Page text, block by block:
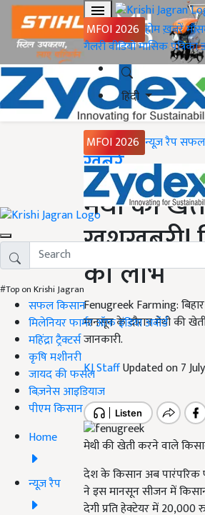
MFOI 2026 होमख़बरें
गैलरीवीडियोमासिक पत्रिका
हिंदी
MFOI 2026 न्यूज़ रैपसफल
#Top on Krishi Jagran
सफल किसान
मिलेनियर फार्मर ऑफ इंडिया अवॉर्ड
महिंद्रा ट्रैक्टर्स
कृषि मशीनरी
जायद की फसल
बिज़नेस आइडियाज
पीएम किसान
Home
न्यूज़ रैप
Home
ख़बरें
मेथी की
खुशखबरी!
का लाभ
Fenugreek Farming:
मानसून के दौरान मेथी की
जानकारी.
KJ StaffUpdated on 7
मेथी की खेती करने वाले
देश के किसान अब पारंपरिक
ने इस मानसून सीजन में
देगी प्रति हेक्टेयर में